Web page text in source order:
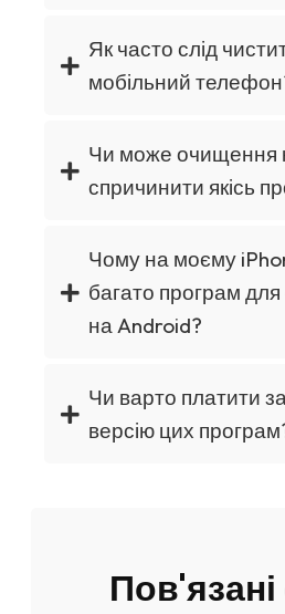
Як часто слід
мобільний
Чи може очищення
спричинити якісь
Чому на моєму
багато програм
на Android?
Чи варто платити
версію цих
Пов'язані